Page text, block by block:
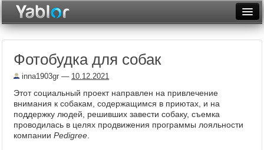
Неделя
Рейтинги
Архив
Фотобудка для собак
inna1903gr — 10.12.2021
Этот социальный проект направлен на привлечение
внимания к собакам, содержащимся в приютах, и на
поддержку людей, решивших завести собаку, съемка
проводилась в целях продвижения программы лояльности
компании Pedigree